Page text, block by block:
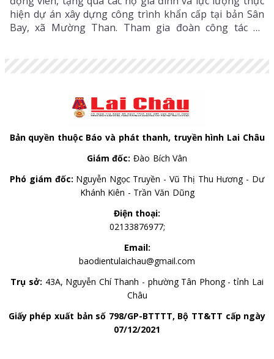
hiện dự án xây dựng công trình khẩn cấp tại bản Sân
Bay, xã Mường Than. Tham gia đoàn công tác có
Bản quyền thuộc Báo và phát thanh, truyền hình Lai Châu
Giám đốc: Đào Bích Vân
Phó giám đốc: Nguyễn Ngọc Truyền - Vũ Thị Thu Hương - Dư
Khánh Kiên - Trần Văn Dũng
Điện thoại:
02133876977;
Email:
baodientulaichau@gmail.com
Trụ sở: 43A, Nguyễn Chí Thanh - phường Tân Phong - tỉnh Lai
Châu
Giấy phép xuất bản số 798/GP-BTTTT, Bộ TT&TT cấp ngày
07/12/2021